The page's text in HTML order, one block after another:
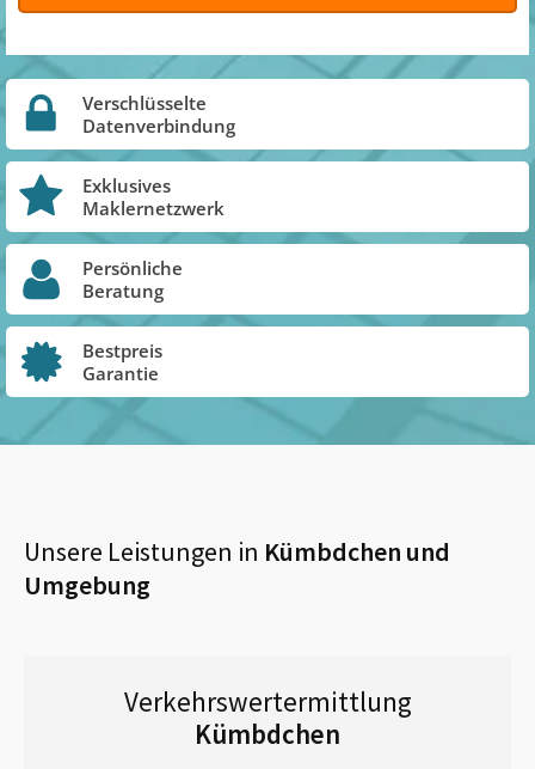
Verschlüsselte
Datenverbindung
Exklusives
Maklernetzwerk
Persönliche
Beratung
Bestpreis
Garantie
Unsere Leistungen in Kümbdchen und
Umgebung
Verkehrswertermittlung
Kümbdchen